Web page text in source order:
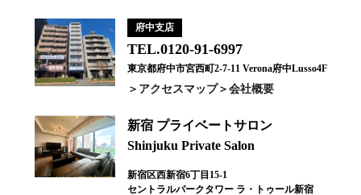
府中支店
TEL.0120-91-6997
東京都府中市宮西町2-7-11 Verona府中Lusso4F
アクセスマップ 会社概要
新宿 プライベートサロン
Shinjuku Private Salon
新宿区西新宿6丁目15-1
セントラルパークタワー ラ・トゥール新宿